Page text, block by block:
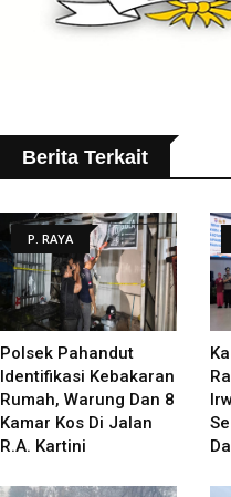
Berita Terkait
P. RAYA
Polsek Pahandut
Identifikasi Kebakaran
Rumah, Warung Dan 8
Kamar Kos Di Jalan
R.A. Kartini